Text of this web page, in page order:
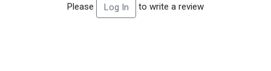
Please Log In to write a review